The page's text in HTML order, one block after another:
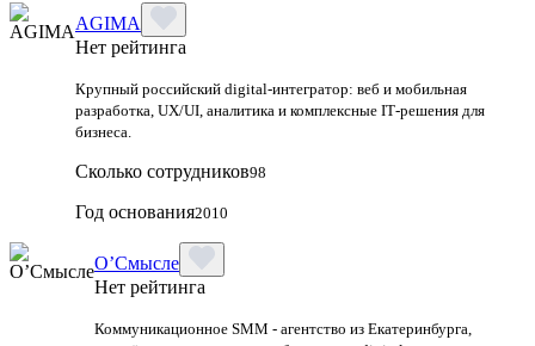
AGIMA
Нет рейтинга
Крупный российский digital‑интегратор: веб и мобильная
разработка, UX/UI, аналитика и комплексные IT‑решения для
бизнеса.
Сколько сотрудников98
Год основания2010
О’Смысле
Нет рейтинга
Коммуникационное SMM - агентство из Екатеринбурга,